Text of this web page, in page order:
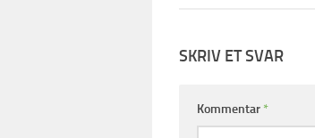
SKRIV ET SVAR
Kommentar *